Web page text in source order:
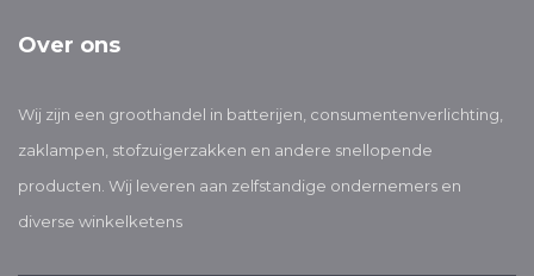
Over ons
Wij zijn een groothandel in batterijen, consumentenverlichting,
zaklampen, stofzuigerzakken en andere snellopende
producten. Wij leveren aan zelfstandige ondernemers en
diverse winkelketens